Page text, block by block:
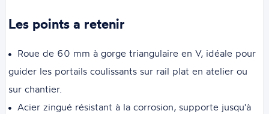
Les points a retenir
Roue de 60 mm à gorge triangulaire en V, idéale pour
guider les portails coulissants sur rail plat en atelier ou
sur chantier.
Acier zingué résistant à la corrosion, supporte jusqu'à